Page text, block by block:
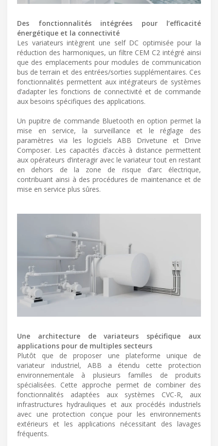
Des fonctionnalités intégrées pour l’efficacité
énergétique et la connectivité
Les variateurs intègrent une self DC optimisée pour la
réduction des harmoniques, un filtre CEM C2 intégré ainsi
que des emplacements pour modules de communication
bus de terrain et des entrées/sorties supplémentaires. Ces
fonctionnalités permettent aux intégrateurs de systèmes
d’adapter les fonctions de connectivité et de commande
aux besoins spécifiques des applications.
Un pupitre de commande Bluetooth en option permet la
mise en service, la surveillance et le réglage des
paramètres via les logiciels ABB Drivetune et Drive
Composer. Les capacités d’accès à distance permettent
aux opérateurs d’interagir avec le variateur tout en restant
en dehors de la zone de risque d’arc électrique,
contribuant ainsi à des procédures de maintenance et de
mise en service plus sûres.
Une architecture de variateurs spécifique aux
applications pour de multiples secteurs
Plutôt que de proposer une plateforme unique de
variateur industriel, ABB a étendu cette protection
environnementale à plusieurs familles de produits
spécialisées. Cette approche permet de combiner des
fonctionnalités adaptées aux systèmes CVC-R, aux
infrastructures hydrauliques et aux procédés industriels
avec une protection conçue pour les environnements
extérieurs et les applications nécessitant des lavages
fréquents.